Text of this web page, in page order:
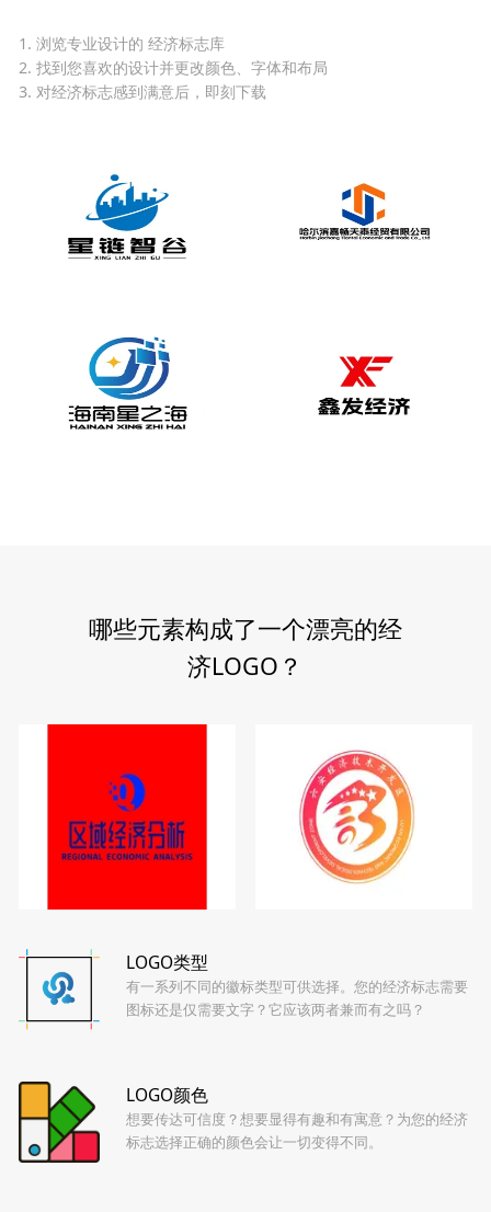
1. 浏览专业设计的 经济标志库
2. 找到您喜欢的设计并更改颜色、字体和布局
3. 对经济标志感到满意后，即刻下载
哪些元素构成了一个漂亮的经
济LOGO？
LOGO类型
有一系列不同的徽标类型可供选择。您的经济标志需要
图标还是仅需要文字？它应该两者兼而有之吗？
LOGO颜色
想要传达可信度？想要显得有趣和有寓意？为您的经济
标志选择正确的颜色会让一切变得不同。